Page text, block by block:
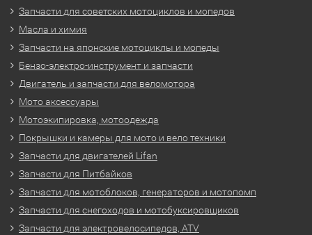
Запчасти для советских мотоциклов и мопедов
Масла и химия
Запчасти на японские мотоциклы и мопеды
Бензо-электро-инструмент и запчасти
Двигатель и запчасти для веломотора
Мото аксессуары
Мотоэкипировка, мотоодежда
Покрышки и камеры для мото и вело техники
Запчасти для двигателей Lifan
Запчасти для Питбайков
Запчасти для мотоблоков, генераторов и мотопомп
Запчасти для снегоходов и мотобуксировщиков
Запчасти для электровелосипедов, ATV